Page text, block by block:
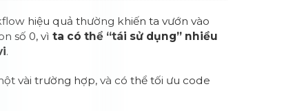
hiệu quả thường khiến ta vướn vào
số 0, vìta có thể “tái sử dụng” nhiều
.
vài trường hợp, và có thể tối ưu code